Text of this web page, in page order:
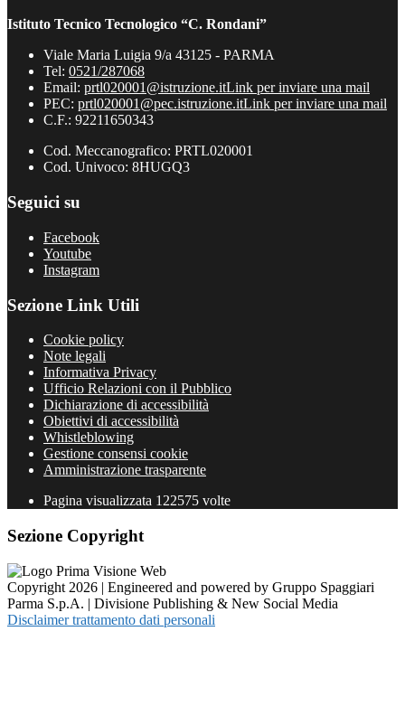
Istituto Tecnico Tecnologico “C. Rondani”
Viale Maria Luigia 9/a 43125 - PARMA
Tel: 0521/287068
Email: prtl020001@istruzione.itLink per inviare una mail
PEC: prtl020001@pec.istruzione.itLink per inviare una mail
C.F.: 92211650343
Cod. Meccanografico: PRTL020001
Cod. Univoco: 8HUGQ3
Seguici su
Facebook
Youtube
Instagram
Sezione Link Utili
Cookie policy
Note legali
Informativa Privacy
Ufficio Relazioni con il Pubblico
Dichiarazione di accessibilità
Obiettivi di accessibilità
Whistleblowing
Gestione consensi cookie
Amministrazione trasparente
Pagina visualizzata 122575 volte
Sezione Copyright
Copyright 2026 | Engineered and powered by Gruppo Spaggiari
Parma S.p.A. | Divisione Publishing & New Social Media
Disclaimer trattamento dati personali